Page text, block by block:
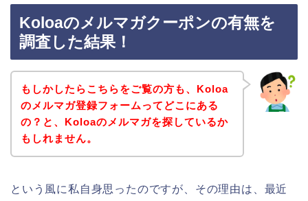
Koloaのメルマガクーポンの有無を
調査した結果！
もしかしたらこちらをご覧の方も、Koloa
のメルマガ登録フォームってどこにある
の？と、Koloaのメルマガを探しているか
もしれません。
という風に私自身思ったのですが、その理由は、最近